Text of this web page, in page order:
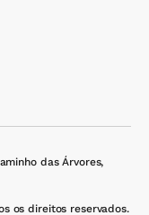
das Árvores,
os direitos reservados.